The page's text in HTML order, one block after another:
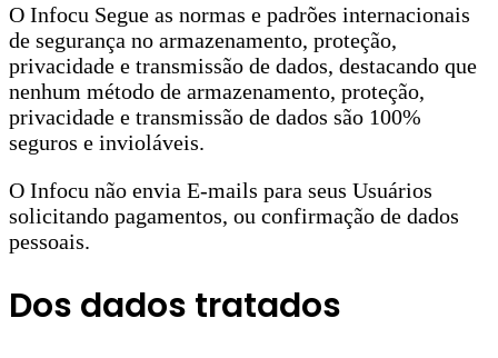
O Infocu Segue as normas e padrões internacionais
de segurança no armazenamento, proteção,
privacidade e transmissão de dados, destacando que
nenhum método de armazenamento, proteção,
privacidade e transmissão de dados são 100%
seguros e invioláveis.
O Infocu não envia E-mails para seus Usuários
solicitando pagamentos, ou confirmação de dados
pessoais.
Dos dados tratados